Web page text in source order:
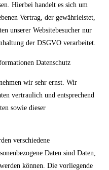
Hierbei handelt es sich um
Vertrag, der gewährleistet,
unserer Websitebesucher nur
der DSGVO verarbeitet.
Datenschutz
wir sehr ernst. Wir
vertraulich und entsprechend
sowie dieser
verschiedene
Daten sind Daten,
können. Die vorliegende